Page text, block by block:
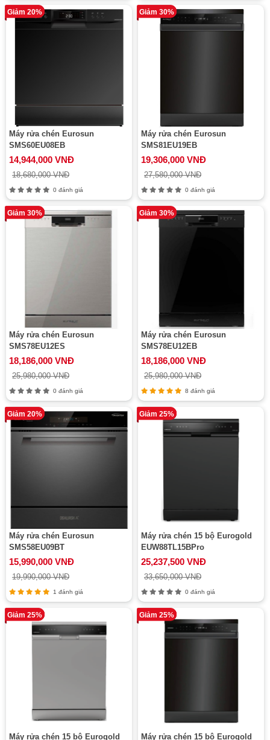
Giảm 20%
Máy rửa chén Eurosun
SMS60EU08EB
14,944,000 VNĐ
18,680,000 VNĐ
0 đánh giá
Giảm 30%
Máy rửa chén Eurosun
SMS81EU19EB
19,306,000 VNĐ
27,580,000 VNĐ
0 đánh giá
Giảm 30%
Máy rửa chén Eurosun
SMS78EU12ES
18,186,000 VNĐ
25,980,000 VNĐ
0 đánh giá
Giảm 30%
Máy rửa chén Eurosun
SMS78EU12EB
18,186,000 VNĐ
25,980,000 VNĐ
8 đánh giá
Giảm 20%
Máy rửa chén Eurosun
SMS58EU09BT
15,990,000 VNĐ
19,990,000 VNĐ
1 đánh giá
Giảm 25%
Máy rửa chén 15 bộ Eurogold
EUW88TL15BPro
25,237,500 VNĐ
33,650,000 VNĐ
0 đánh giá
Giảm 25%
Máy rửa chén 15 bộ Eurogold
Giảm 25%
Máy rửa chén 15 bộ Eurogold